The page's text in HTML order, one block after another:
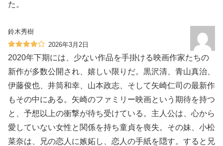
た。
鈴木秀樹
2026年3月2日
2020年下期には、少ない作品を手掛ける映画作家たちの
新作が多数公開され、嬉しい限りだ。黒沢清、青山真治、
伊藤俊也、井筒和幸、山本政志、そして矢崎仁司の最新作
もその中にある。矢崎のファミリー映画という期待を持つ
と、予想以上の衝撃が待ち受けている。主人公は、心から
愛していない女性と関係を持ち童貞を喪失。その妹、小松
菜奈は、兄の恋人に嫉妬し、恋人の手紙を隠す。すると兄